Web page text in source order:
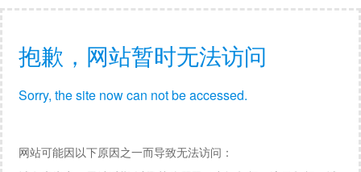
抱歉，网站暂时无法访问
Sorry, the site now can not be accessed.
网站可能因以下原因之一而导致无法访问：